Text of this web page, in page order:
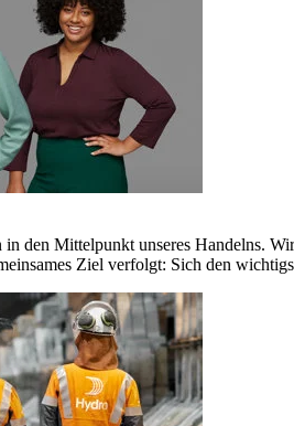
den Mittelpunkt unseres Handelns.
Ziel verfolgt: Sich den